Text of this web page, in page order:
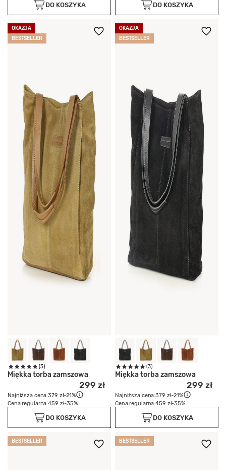
DO KOSZYKA DO KOSZYKA
OKAZJA
BESTSELLER
(3)
Miękka torba zamszowa
299 zł
Najniższa cena:379 zł-21%
Cena regularna:459 zł-35%
DO KOSZYKA
OKAZJA
BESTSELLER
(3)
Miękka torba zamszowa
299 zł
Najniższa cena:379 zł-21%
Cena regularna:459 zł-35%
DO KOSZYKA
BESTSELLER BESTSELLER